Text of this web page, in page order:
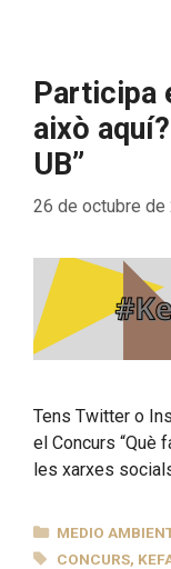
Participa
això
UB”
26 de octubre de
Tens Twitter o
el Concurs “Què
les xarxes
CATEGORÍAS
MEDIO
ETIQUETAS
CONCURS,